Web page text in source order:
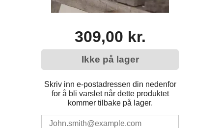
309,00 kr.
Ikke på lager
Skriv inn e-postadressen din nedenfor
for å bli varslet når dette produktet
kommer tilbake på lager.